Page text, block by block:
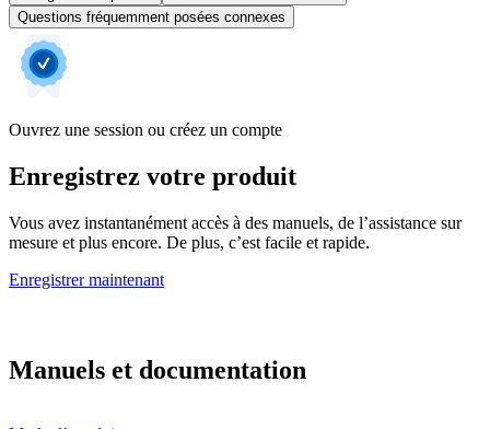
Questions fréquemment posées connexes
Ouvrez une session ou créez un compte
Enregistrez votre produit
Vous avez instantanément accès à des manuels, de l’assistance sur
mesure et plus encore. De plus, c’est facile et rapide.
Enregistrer maintenant
Manuels et documentation